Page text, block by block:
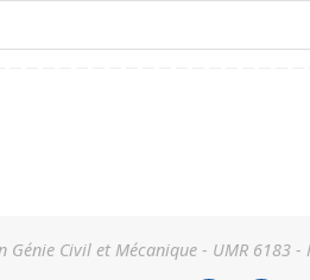
Génie Civil et Mécanique - UMR 6183